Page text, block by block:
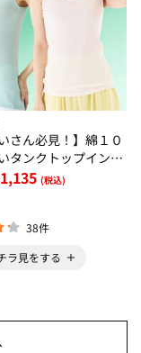
さん必見！】綿１０
タンクトップインナ
ラボ＞
1,135 (税込)
38件
ラ見をする